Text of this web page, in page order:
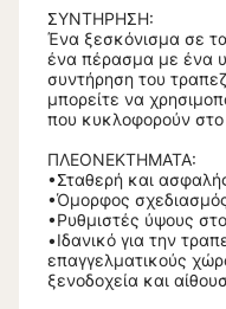
ΣΥΝΤΗΡΗΣΗ:
Ένα ξεσκόνισμα σε
ένα πέρασμα με ένα
συντήρηση του
μπορείτε να
που κυκλοφορούν στο
ΠΛΕΟΝΕΚΤΗΜΑΤΑ:
•Σταθερή και
•Όμορφος
•Ρυθμιστές ύψους
•Ιδανικό για την
επαγγελματικούς
ξενοδοχεία και